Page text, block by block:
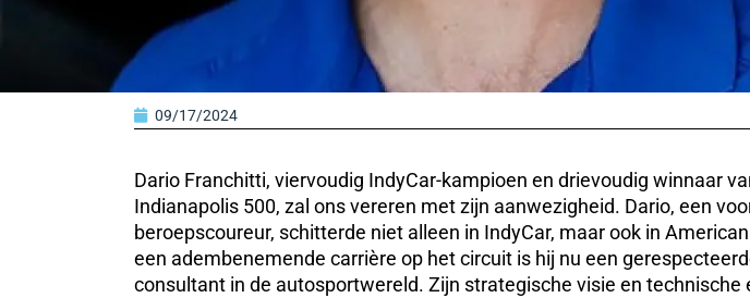
09/17/2024
Dario Franchitti, viervoudig IndyCar-kampioen en drievoudig winnaar
Indianapolis 500, zal ons vereren met zijn aanwezigheid. Dario, een
beroepscoureur, schitterde niet alleen in IndyCar, maar ook in
een adembenemende carrière op het circuit is hij nu een
consultant in de autosportwereld. Zijn strategische visie en